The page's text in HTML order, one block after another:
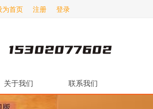
登录
注册
为首页
关于我们 联系我们